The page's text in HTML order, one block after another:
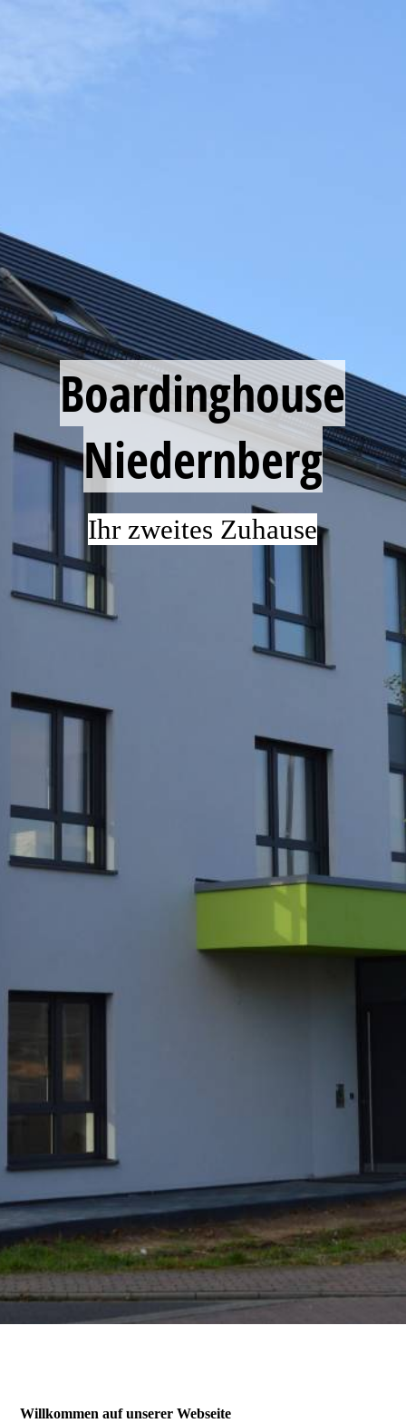
Boardinghouse
Niedernberg
Ihr zweites Zuhause
Willkommen auf unserer Webseite
Apartment
Ihr Weg zu uns
Impressum